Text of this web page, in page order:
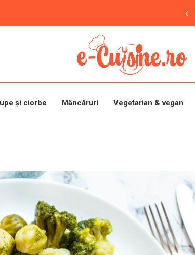
și ciorbe Mâncăruri Vegetarian & vegan